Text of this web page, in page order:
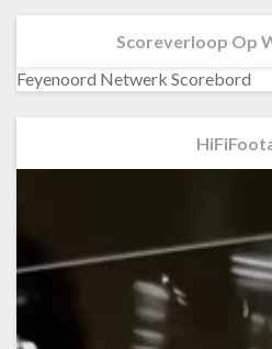
Scoreverloop Op
Feyenoord Netwerk Scorebord